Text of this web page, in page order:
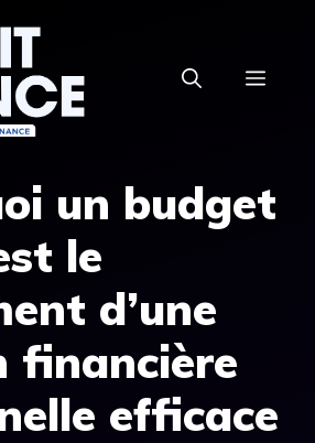
un budget
le
d’une
financière
efficace